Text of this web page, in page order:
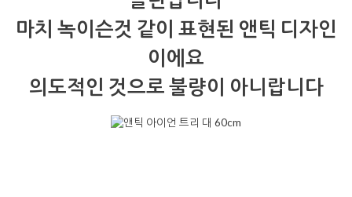
마치 녹이슨것 같이 표현된 앤틱 디자인
이에요
의도적인 것으로 불량이 아니랍니다